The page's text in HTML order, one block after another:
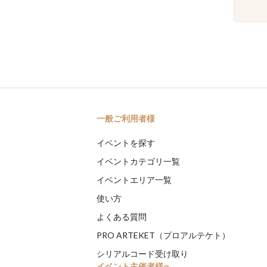
一般ご利用者様
イベントを探す
イベントカテゴリ一覧
イベントエリア一覧
使い方
よくある質問
PRO ARTEKET（プロアルテケト）
シリアルコード受け取り